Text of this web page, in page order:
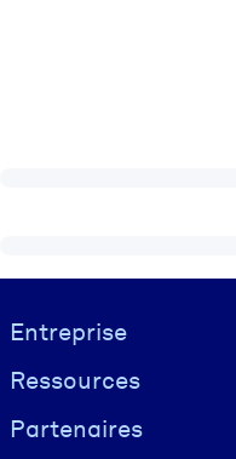
Visually hidden Text
Entreprise
Ressources
Partenaires